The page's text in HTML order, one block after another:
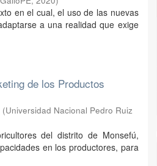
en el cual, el uso de las nuevas
a una realidad que exige
de los Productos
(Universidad Nacional Pedro Ruiz
del distrito de Monsefú,
en los productores, para